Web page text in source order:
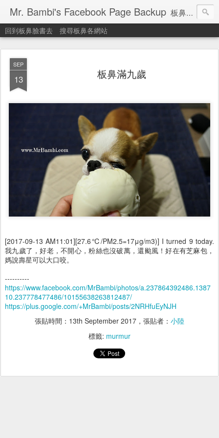
Mr. Bambi's Facebook Page Backup 板鼻臉書備份站
回到板鼻臉書去 搜尋板鼻各網站
SEP
13 板鼻滿九歲
[2017-09-13 AM11:01][27.6℃/PM2.5=17μg/m3)] I turned 9 today.
我九歲了，好老，不開心，粉絲也沒破萬，還颱風！好在有芝麻包，
媽說壽星可以大口咬。
----------
https://www.facebook.com/MrBambi/photos/a.237864392486.1387
10.237778477486/10155638263812487/
https://plus.google.com/+MrBambi/posts/2NRHfuEyNJH
張貼時間： 13th September 2017 ，張貼者： 小陸
標籤: murmur